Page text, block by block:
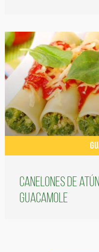
Canelones de
guacamole